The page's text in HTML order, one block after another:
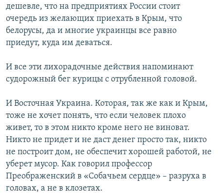
дешевле, что на предприятиях России стоит
очередь из желающих приехать в Крым, что
белорусы, да и многие украинцы все равно
приедут, куда им деваться.
И все эти лихорадочные действия напоминают
судорожный бег курицы с отрубленной головой.
И Восточная Украина. Которая, так же как и Крым,
тоже не хочет понять, что если человек плохо
живет, то в этом никто кроме него не виноват.
Никто не придет и не даст денег просто так, никто
не построит дом, не обеспечит хорошей работой, не
уберет мусор. Как говорил профессор
Преображенский в «Собачьем сердце» – разруха в
головах, а не в клозетах.